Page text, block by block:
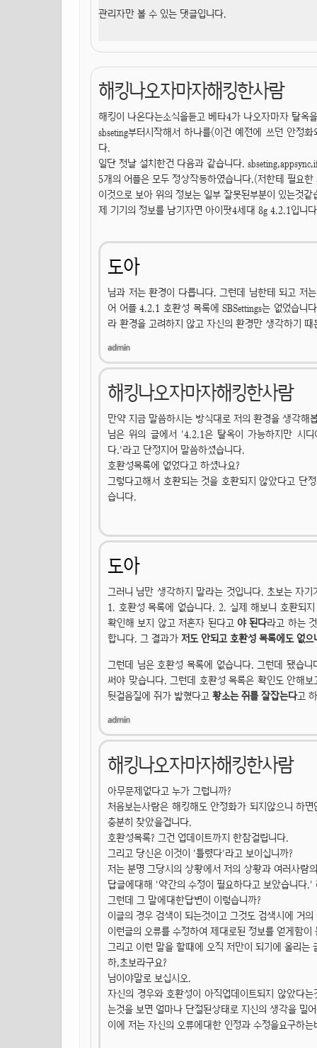
관리자만 볼 수 있는 댓글입니다.
해킹나오자마자해킹한사람
해킹이 나온다는소식을듣고 베타4가 나오자마자 탈옥
sbseting부터시작해서 하나를(이건 예전에 쓰던 안정
다.
일단 첫날 설치한건 다음과 같습니다.
5개의 어플은 모두 정상작동하였습니다.(저한테 필요
이것으로 보아 위의 정보는 일부 잘못된부분이 있는것같
제 기기의 정보를 남기자면 아이팟4세대 8g 4.2.1입니
도아
님과 저는 환경이 다릅니다. 그런데 님한테 되고 저
어 어플 4.2.1 호환성 목록에 SBSettings는 없었습
라 환경을 고려하지 않고 자신의 환경만 생각하기
해킹나오자마자해킹한사람
만약 지금 말씀하시는 방식대로 저의 환경을 생각해
님은 위의 글에서 '4.2.1은 탈옥이 가능하지만 시
다.'라고 단정지어 말씀하셨습니다.
호환성목록에 없었다고 하셨나요?
그렇다고해서 호환되는 것을 호환되지 않았다고 단
습니다.
도아
그러니 님만 생각하지 말라는 것입니다. 초보는 자
1. 호환성 목록에 없습니다. 2. 실제 해보니 호환되
확인해 보지 않고 저혼자 된다고 야 된다라고 하는
합니다. 그 결과가 저도 안되고 호환성 목록에도 없으
그런데 님은 호환성 목록에 없습니다. 그런데 됐습
써야 맞습니다. 그런데 호환성 목록은 확인도 안해
뒷걸음질에 쥐가 밟혔다고 황소는 쥐를 잘잡는다고
해킹나오자마자해킹한사람
아무문제없다고 누가 그럽니까?
처음보는사람은 해킹해도 안정화가 되지않으니 하
충분히 찾았을겁니다.
호환성목록? 그건 업데이트까지 한참걸립니다.
그리고 당신은 이것이 '틀렸다'라고 보이십니까?
저는 분명 그당시의 상황에서 저의 상황과 여러사람
답글에대해 '약간의 수정이 필요하다고 보았습니다.'
그런데 그 말에대한답변이 이렇습니까?
이글의 경우 검색이 되는것이고 그것도 검색시에 거
이런글의 오류를 수정하여 제대로된 정보를 얻게함이
그리고 이런 말을 할때에 오직 저만이 되기에 올리는
하,초보라구요?
님이야말로 보십시오.
자신의 경우와 호환성이 아직업데이트되지 않았다
는것을 보면 얼마나 단절된상태로 지신의 생각을 밀
이에 저는 자신의 오류에대한 인정과 수정을요구하는